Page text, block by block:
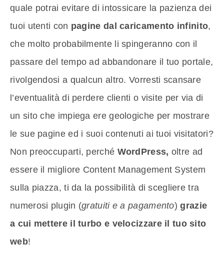
quale potrai evitare di intossicare la pazienza dei
tuoi utenti con pagine dal caricamento infinito,
che molto probabilmente li spingeranno con il
passare del tempo ad abbandonare il tuo portale,
rivolgendosi a qualcun altro. Vorresti scansare
l’eventualità di perdere clienti o visite per via di
un sito che impiega ere geologiche per mostrare
le sue pagine ed i suoi contenuti ai tuoi visitatori?
Non preoccuparti, perché WordPress, oltre ad
essere il migliore Content Management System
sulla piazza, ti da la possibilità di scegliere tra
numerosi plugin (gratuiti e a pagamento)grazie
a cui mettere il turbo e velocizzare il tuo sito
web!